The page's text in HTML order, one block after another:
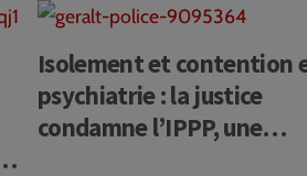
Isolement et contention
psychiatrie : la justice
condamne l’IPPP, une